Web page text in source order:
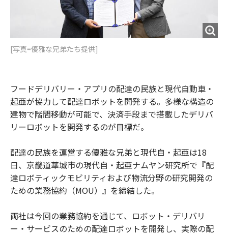
[写真=優雅な兄弟たち提供]
フードデリバリー・アプリの配達の民族と現代自動車・
起亜が協力して配達ロボットを開発する。多様な構造の
建物で階間移動が可能で、決済手段まで搭載したデリバ
リーロボットを開発するのが目標だ。
配達の民族を運営する優雅な兄弟と現代自・起亜は18
日、京畿道華城市の現代自・起亜ナムヤン研究所で『配
達ロボティックモビリティおよび物流分野の研究開発の
ための業務協約（MOU）』を締結した。
両社は今回の業務協約を通じて、ロボット・デリバリ
ー・サービスのための配達ロボットを開発し、実際の配